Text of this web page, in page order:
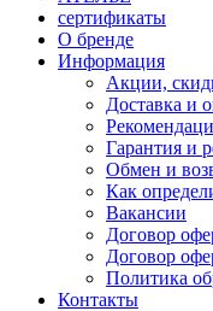
сертификаты
О бренде
Информация
Акции,
Доставка и
Гарантия и
Обмен и
Как
Вакансии
Договор
Договор
Политика
Контакты